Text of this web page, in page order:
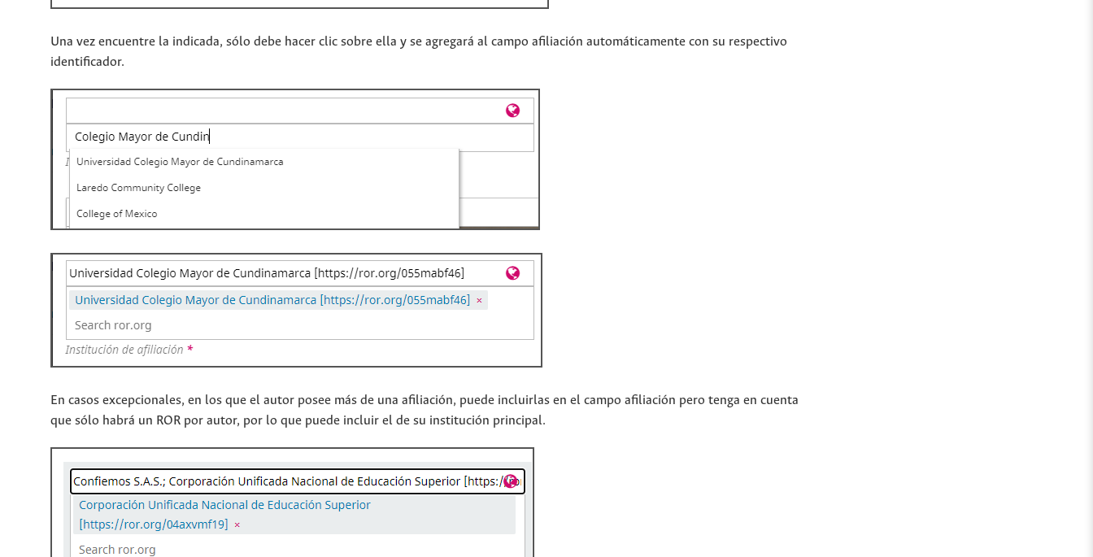
Una vez encuentre la indicada, sólo debe hacer clic sobre ella y se agregará al campo afiliación automáticamente con su respectivo
identificador.
En casos excepcionales, en los que el autor posee más de una afiliación, puede incluirlas en el campo afiliación pero tenga en cuenta
que sólo habrá un ROR por autor, por lo que puede incluir el de su institución principal.